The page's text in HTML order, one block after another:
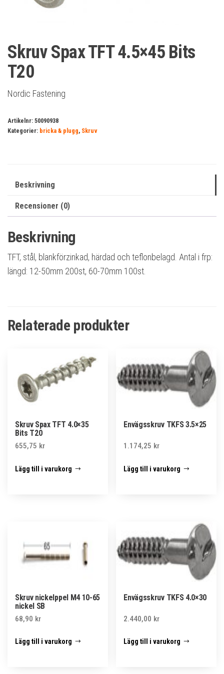
Skruv Spax TFT 4.5×45 Bits
T20
Nordic Fastening
Artikelnr: 50090938
Kategorier: bricka & plugg, Skruv
Beskrivning
Recensioner (0)
Beskrivning
TFT, stål, blankförzinkad, härdad och teflonbelagd. Antal i frp:
längd: 12-50mm 200st, 60-70mm 100st.
Relaterade produkter
Skruv Spax TFT 4.0×35
Bits T20
655,75 kr
Lägg till i varukorg
Envägsskruv TKFS 3.5×25
1.174,25 kr
Lägg till i varukorg
Skruv nickelppel M4 10-65
nickel SB
68,90 kr
Lägg till i varukorg
Envägsskruv TKFS 4.0×30
2.440,00 kr
Lägg till i varukorg